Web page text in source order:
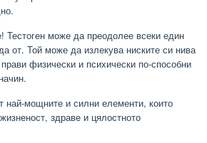
Тестоген може да преодолее всеки един
от. Той може да излекува ниските си нива
физически и психически по-способни
най-мощните и силни елементи, които
здраве и цялостното